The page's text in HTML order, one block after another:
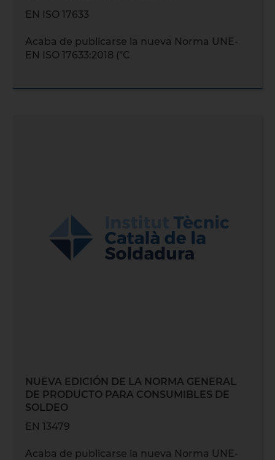
EN ISO 17633
Acaba de publicarse la nueva Norma UNE-
EN ISO 17633:2018 ("C
NUEVA EDICIÓN DE LA NORMA GENERAL
DE PRODUCTO PARA CONSUMIBLES DE
SOLDEO
EN 13479
Acaba de publicarse la nueva Norma UNE-